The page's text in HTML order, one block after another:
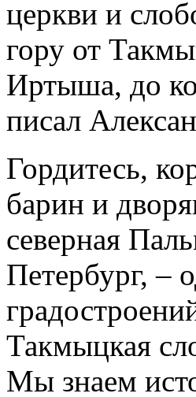
церкви и
гору от
Иртыша, до
писал
Гордитесь,
барин и
северная
Петербург, –
Такмыцкая
Мы знаем